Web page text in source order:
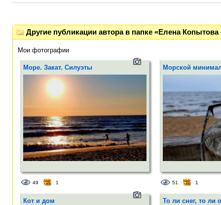
Другие публикации автора в папке «Елена Копытова
Мои фотографии
Море. Закат. Силуэты
49 1
Морской
51 1
Кот и дом То ли снег, то ли